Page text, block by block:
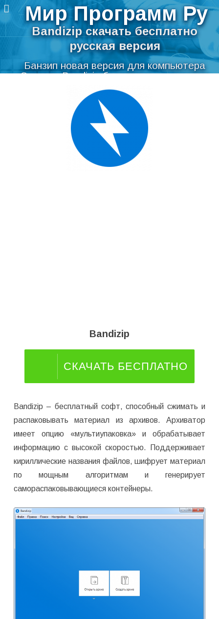
Мир Программ Ру
Bandizip скачать бесплатно
русская версия
Банзип новая версия для компьютера
Скачать Bandizip бесплатно на русском
>Система >Архиваторы
содержимому
Bandizip
СКАЧАТЬ БЕСПЛАТНО
Bandizip – бесплатный софт, способный сжимать и
распаковывать материал из архивов. Архиватор
имеет опцию «мультиупаковка» и обрабатывает
информацию с высокой скоростью. Поддерживает
кириллические названия файлов, шифрует материал
по мощным алгоритмам и генерирует
самораспаковывающиеся контейнеры.